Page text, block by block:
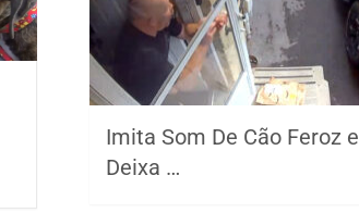
Imita Som De Cão Feroz e
Deixa …